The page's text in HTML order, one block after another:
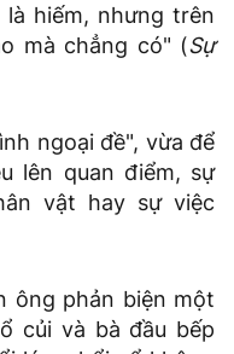
hiếm, nhưng trên
mà chẳng có" (Sự
ngoại đề", vừa để
lên quan điểm, sự
vật hay sự việc
ông phản biện một
củi và bà đầu bếp